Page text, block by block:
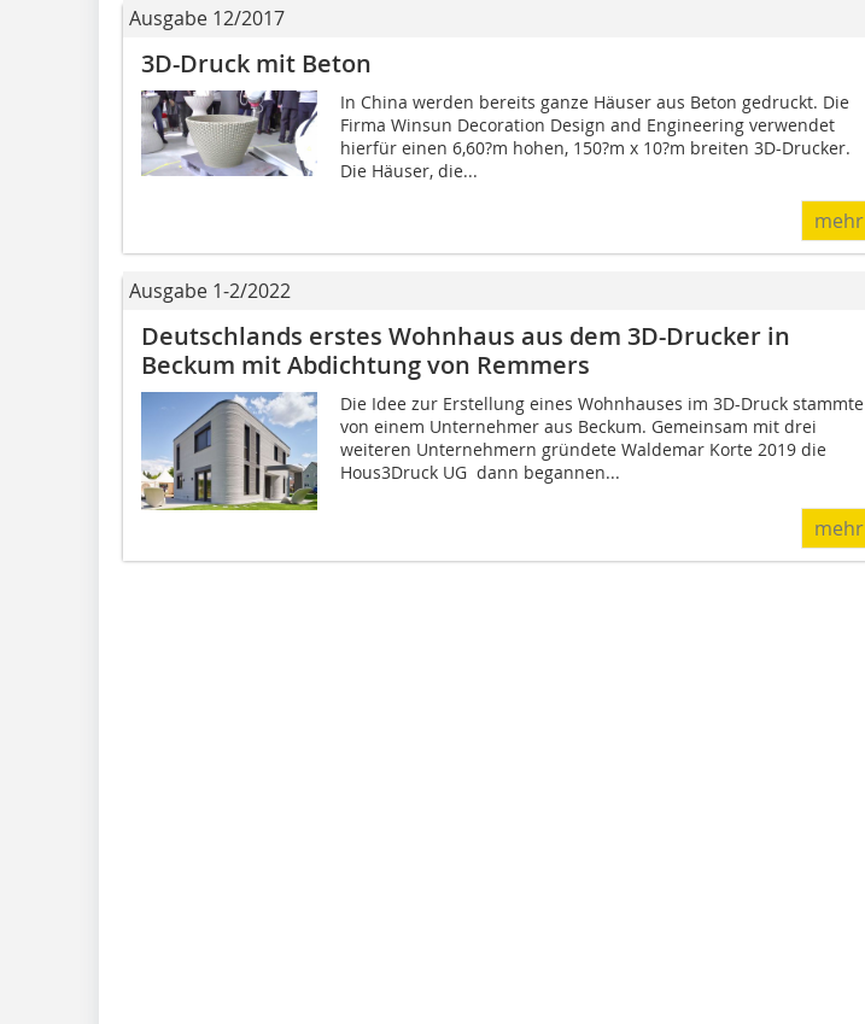
Ausgabe 12/2017
3D-Druck mit Beton
In China werden bereits ganze Häuser aus Beton gedruckt. Die
Firma Winsun Decoration Design and Engineering verwendet
hierfür einen 6,60?m hohen, 150?m x 10?m breiten 3D-Drucker.
Die Häuser, die...
mehr
Ausgabe 1-2/2022
Deutschlands erstes Wohnhaus aus dem 3D-Drucker in
Beckum mit Abdichtung von Remmers
Die Idee zur Erstellung eines Wohnhauses im 3D-Druck stammte
von einem Unternehmer aus Beckum. Gemeinsam mit drei
weiteren Unternehmern gründete Waldemar Korte 2019 die
Hous3Druck UG  dann begannen...
mehr